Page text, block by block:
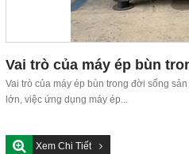
Vai trò của máy ép bùn
hiện nay
Vai trò của máy ép bùn trong đời sống
lớn, việc ứng dụng máy ép...
Xem Chi Tiết